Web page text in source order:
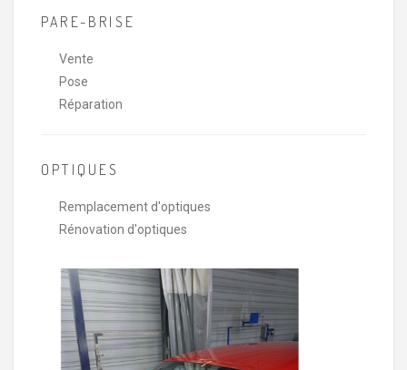
PARE-BRISE
Vente
Pose
Réparation
OPTIQUES
Remplacement d'optiques
Rénovation d'optiques